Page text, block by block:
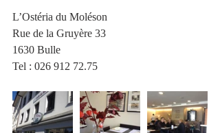
L’Ostéria du Moléson
Rue de la Gruyère 33
1630 Bulle
Tel : 026 912 72.75